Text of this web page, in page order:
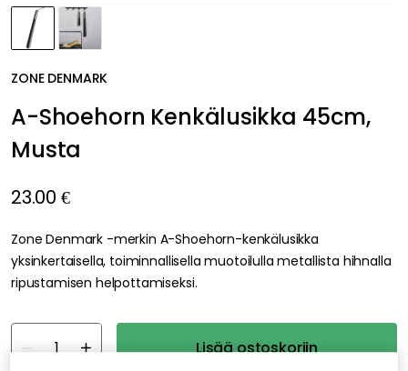
ZONE DENMARK
A-Shoehorn Kenkälusikka 45cm,
Musta
23.00 €
Zone Denmark -merkin A-Shoehorn-kenkälusikka
yksinkertaisella, toiminnallisella muotoilulla metallista hihnalla
ripustamisen helpottamiseksi.
Lisää ostoskoriin